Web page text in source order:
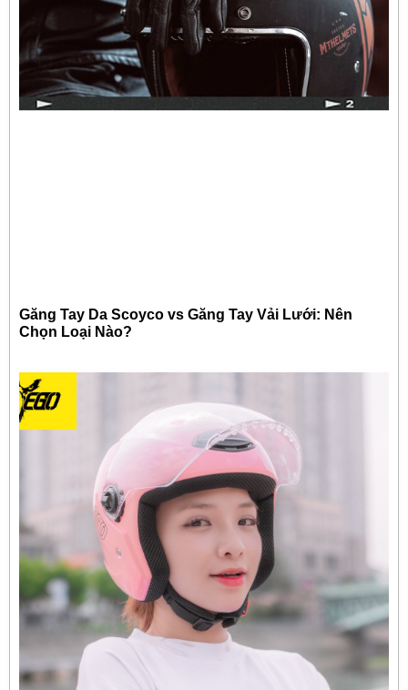
Găng Tay Da Scoyco vs Găng Tay Vải Lưới: Nên
Chọn Loại Nào?